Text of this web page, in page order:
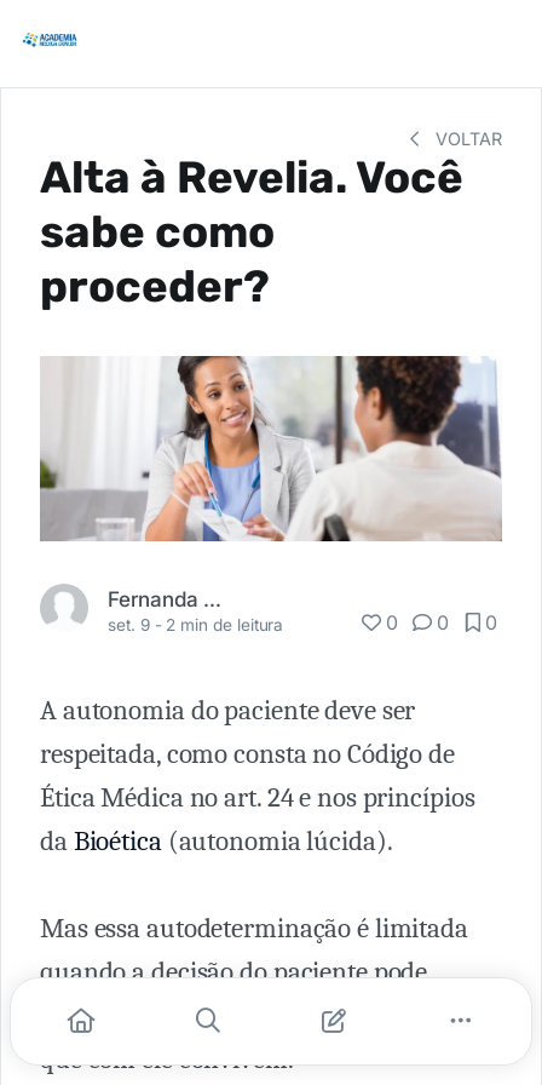
VOLTAR
Alta à Revelia. Você
sabe como
proceder?
Fernanda Melo
set. 9 - 2 min de leitura 0 0 0
A autonomia do paciente deve ser
respeitada, como consta no Código de
Ética Médica no art. 24 e nos princípios
daBioética(autonomia lúcida).
Mas essa autodeterminação é limitada
quando a decisão do paciente pode
trazer-lhe risco de morte ou agravo aos
que com ele convivem.